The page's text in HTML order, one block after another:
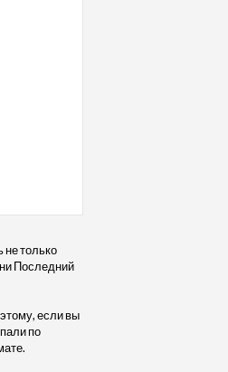
не только
Последний
если вы
по